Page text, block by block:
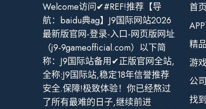
Welcome访问✔#REF!推荐【导
航：baidu典ag】J9国际网站2026
最新版官网-登录-入口-网页版网址
（j9-9gameofficial.com）以下简
称：J9国际站备用✔正版官网全站,
全称:J9国际站,稳定18年信誉推荐
安全.保障!极致体验！你已经熬过
了所有最难的日子,继续前进
首
精
游
公
找